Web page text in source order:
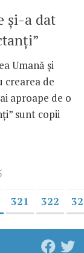
şi-a dat
Umană şi
crearea de
aproape de o
sunt copii
321 322